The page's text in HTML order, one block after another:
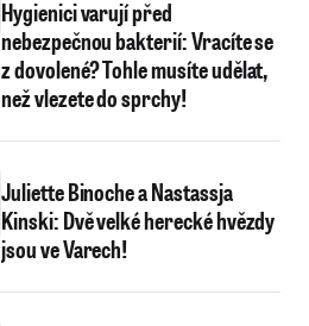
Hygienici varují před
nebezpečnou bakterií: Vracíte se
z dovolené? Tohle musíte udělat,
než vlezete do sprchy!
Juliette Binoche a Nastassja
Kinski: Dvě velké herecké hvězdy
jsou ve Varech!